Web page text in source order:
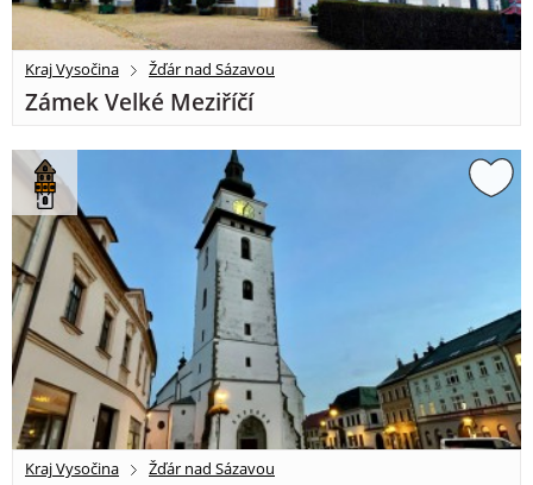
Kraj Vysočina Žďár nad Sázavou
Zámek Velké Meziříčí
Kraj Vysočina Žďár nad Sázavou